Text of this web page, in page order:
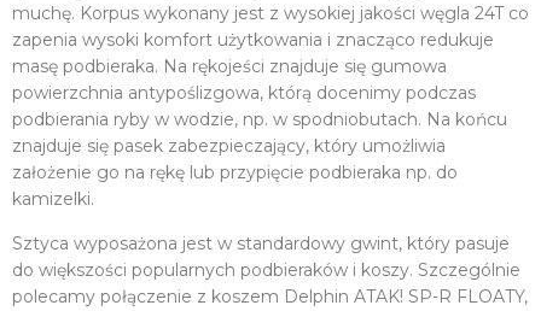
muchę. Korpus wykonany jest z wysokiej jakości węgla 24T co
zapenia wysoki komfort użytkowania i znacząco redukuje
masę podbieraka. Na rękojeści znajduje się gumowa
powierzchnia antypoślizgowa, którą docenimy podczas
podbierania ryby w wodzie, np. w spodniobutach. Na końcu
znajduje się pasek zabezpieczający, który umożliwia
założenie go na rękę lub przypięcie podbieraka np. do
kamizelki.
Sztyca wyposażona jest w standardowy gwint, który pasuje
do większości popularnych podbieraków i koszy. Szczególnie
polecamy połączenie z koszem Delphin ATAK! SP-R FLOATY,